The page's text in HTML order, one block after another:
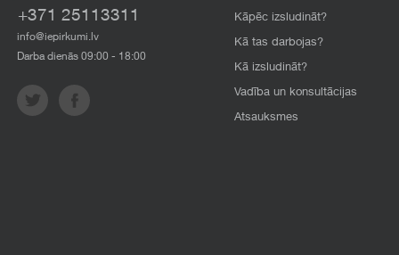
+371 25113311
info@iepirkumi.lv
Darba dienās 09:00 - 18:00
Kāpēc izsludināt?
Kā tas darbojas?
Kā izsludināt?
Vadība un konsultācijas
Atsauksmes